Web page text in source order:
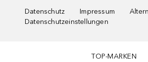
Datenschutz Impressum
Datenschutzeinstellungen
TOP-MARKEN